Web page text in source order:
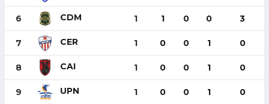
6 CDM 1 1 0 0 3
7 CER 1 0 0 1 0
8 CAI 1 0 0 1 0
9 UPN 1 0 0 1 0